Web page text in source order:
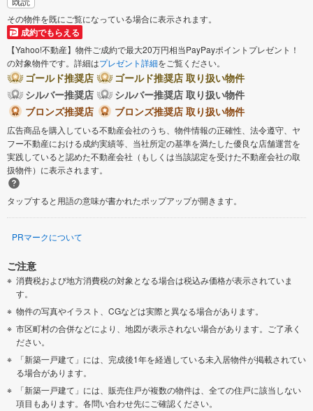
その物件を既にご覧になっている場合に表示されます。
成約でもらえる
【Yahoo!不動産】物件ご成約で最大20万円相当PayPayポイントプレゼント！
の対象物件です。詳細はプレゼント詳細をご覧ください。
ゴールド推奨店
ゴールド推奨店 取り扱い物件
シルバー推奨店
シルバー推奨店 取り扱い物件
ブロンズ推奨店
ブロンズ推奨店 取り扱い物件
広告商品を購入している不動産会社のうち、物件情報の正確性、法令遵守、ヤ
フー不動産における成約実績等、当社所定の基準を満たした優良な店舗運営を
実践していると認めた不動産会社（もしくは当該認定を受けた不動産会社の取
扱物件）に表示されます。
タップすると用語の意味が書かれたポップアップが開きます。
PRマークについて
ご注意
消費税および地方消費税の対象となる場合は税込み価格が表示されていま
す。
物件の写真やイラスト、CGなどは実際と異なる場合があります。
市区町村の合併などにより、地図が表示されない場合があります。ご了承く
ださい。
「新築一戸建て」には、完成後1年を経過している未入居物件が掲載されてい
る場合があります。
「新築一戸建て」には、販売住戸が複数の物件は、全ての住戸に該当しない
項目もあります。各問い合わせ先にご確認ください。